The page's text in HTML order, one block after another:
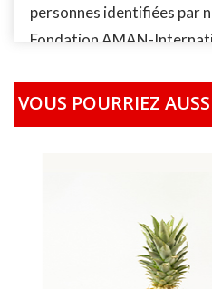
personnes identifiées par
Fondation AMAN-
localement partout dans le
sous forme de bon ou de
différente de celle fournie
indiqués sont des prix
prix du marché et les
VOUS POURRIEZ